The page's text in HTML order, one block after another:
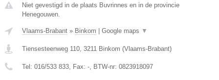
Niet gevestigd in de plaats Buvrinnes en in de provincie
Henegouwen.
Vlaams-Brabant » Binkom | Google maps ▼
Tiensesteenweg 110 3211 Binkom (Vlaams-Brabant)
Tel: 016/533 833 , Fax: - , BTW-nr: 0823918097